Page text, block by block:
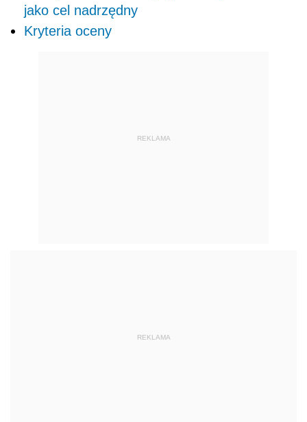
jako cel nadrzędny
Kryteria oceny
REKLAMA
REKLAMA